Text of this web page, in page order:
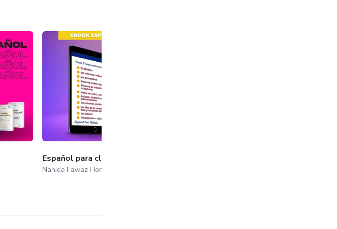
Español para clases
Nahida Fawaz Hommaid